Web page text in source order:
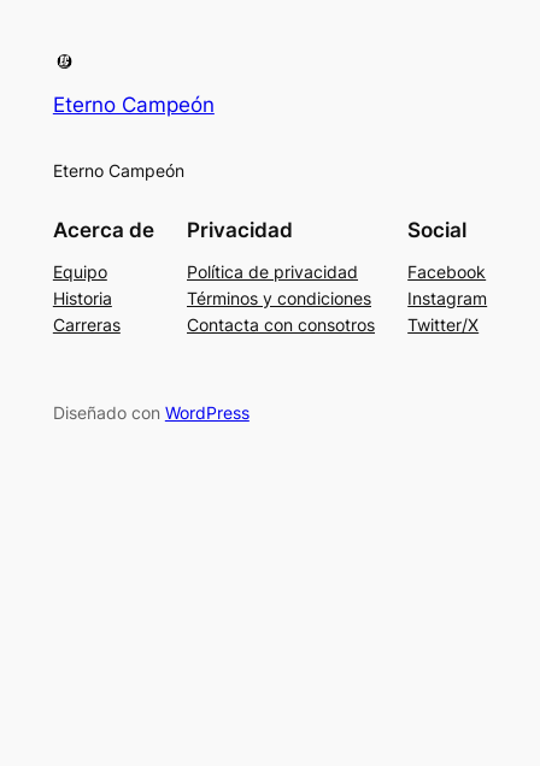
Eterno Campeón
Eterno Campeón
Acerca de
Equipo
Historia
Carreras
Privacidad
Política de privacidad
Términos y condiciones
Contacta con consotros
Social
Facebook
Instagram
Twitter/X
Diseñado con WordPress